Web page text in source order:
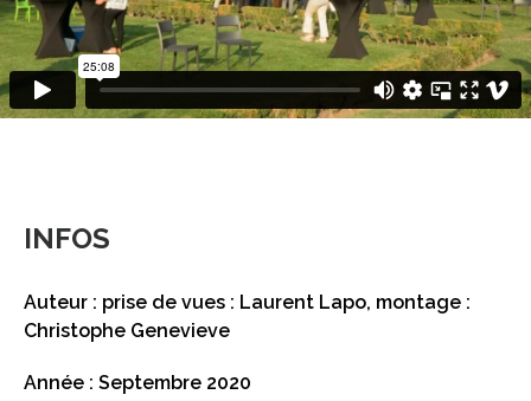
INFOS
Auteur : prise de vues : Laurent Lapo, montage :
Christophe Genevieve
Année : Septembre 2020